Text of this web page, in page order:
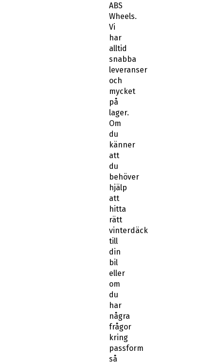
ABS
Wheels.
Vi
har
alltid
snabba
leveranser
och
mycket
på
lager.
Om
du
känner
att
du
behöver
hjälp
att
hitta
rätt
vinterdäck
till
din
bil
eller
om
du
har
några
frågor
kring
passform
så